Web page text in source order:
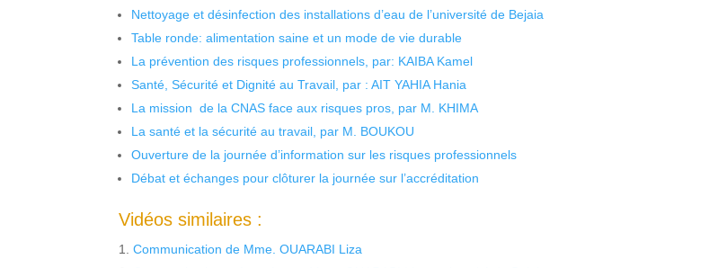
Nettoyage et désinfection des installations d’eau de l’université de Bejaia
Table ronde: alimentation saine et un mode de vie durable
La prévention des risques professionnels, par: KAIBA Kamel
Santé, Sécurité et Dignité au Travail, par : AIT YAHIA Hania
La mission de la CNAS face aux risques pros, par M. KHIMA
La santé et la sécurité au travail, par M. BOUKOU
Ouverture de la journée d’information sur les risques professionnels
Débat et échanges pour clôturer la journée sur l’accréditation
Vidéos similaires :
Communication de Mme. OUARABI Liza